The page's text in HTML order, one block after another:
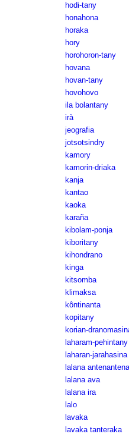
hodi-tany
honahona
horaka
hory
horohoron-tany
hovana
hovan-tany
hovohovo
ila bolantany
irà
jeografia
jotsotsindry
kamory
kamorin-driaka
kanja
kantao
kaoka
karaña
kibolam-ponja
kiboritany
kihondrano
kinga
kitsomba
klimaksa
kôntinanta
kopitany
korian-
laharam-pehintany
laharan-jarahasina
lalana
lalana ava
lalana ira
lalo
lavaka
lavaka tanteraka